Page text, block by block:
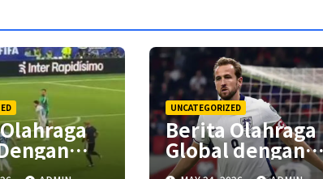
UNCATEGORIZED
Berita Olahraga
Global dengan
Update Skor